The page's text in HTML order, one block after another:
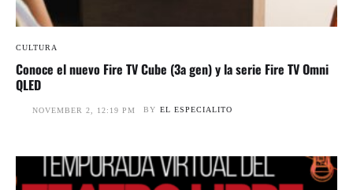
CULTURA
Conoce el nuevo Fire TV Cube (3a gen) y la serie Fire TV Omni
QLED
NOVEMBER 2, 12:19 PM BY EL ESPECIALITO